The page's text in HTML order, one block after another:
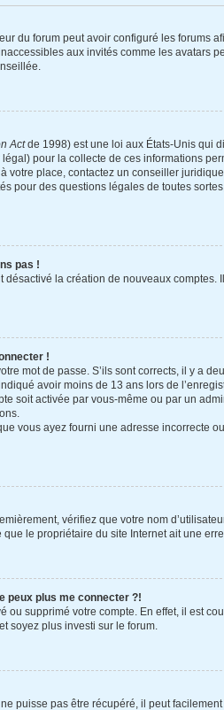
du forum peut avoir configuré les forums
aux invités comme les avatars
Actde 1998) est une loi aux États-Unis qui
pour la collecte de ces informations
votre place, contactez un conseiller
pour des questions légales de toutes
pas !
désactivé la création de nouveaux
!
mot de passe. S’ils sont corrects, il y a
avoir moins de 13 ans lors de
soit activée par vous-même ou par un
vous ayez fourni une adresse incorrecte
vérifiez que votre nom
le propriétaire du site Internet ait une
peux plus me connecter ?!
ou supprimé votre compte. En effet, il est
soyez plus investi sur le forum.
puisse pas être récupéré, il peut